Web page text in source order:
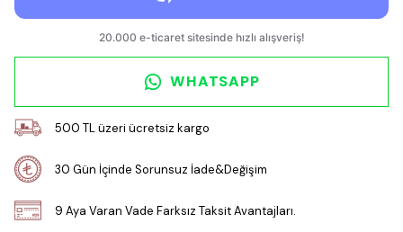
WHATSAPP
500 TL üzeri ücretsiz kargo
30 Gün İçinde Sorunsuz İade&Değişim
9 Aya Varan Vade Farksız Taksit Avantajları.